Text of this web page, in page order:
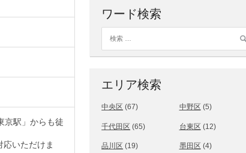
京駅」からも徒
いただけま
ワード検索
エリア検索
中央区 (67) 中野区 (5)
千代田区 (65) 台東区 (12)
品川区 (19) 墨田区 (4)